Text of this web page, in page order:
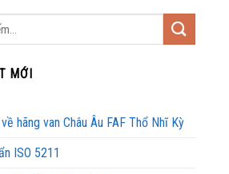
MỚI
hãng van Châu Âu FAF Thổ Nhĩ Kỳ
ISO 5211